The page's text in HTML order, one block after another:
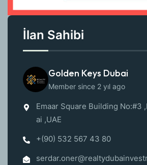
İlan Sahibi
Golden Keys Dubai
Member since 2 yıl ago
Emaar Square Building No:#3
ai ,UAE
+(90) 532 567 43 80